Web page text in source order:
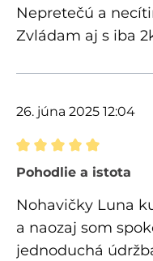
Nepretečú a
Zvládam aj s iba
26. júna 2025 12:04
Recenzia s
Pohodlie a istota
Nohavičky Luna
a naozaj som
jednoduchá